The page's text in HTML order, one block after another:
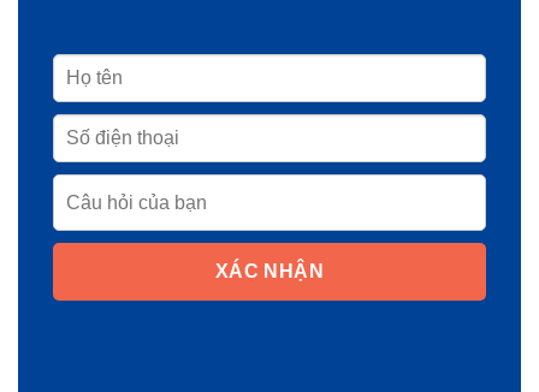
XÁC NHẬN